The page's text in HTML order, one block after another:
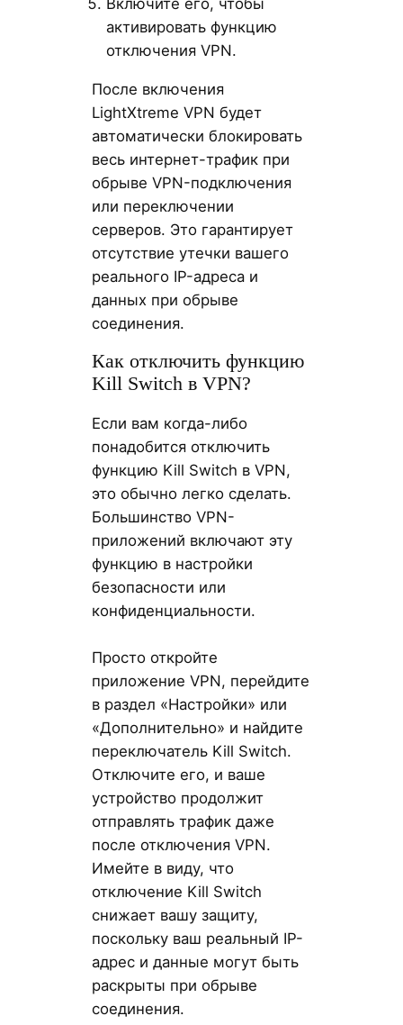
активировать функцию
отключения VPN.
После включения
LightXtreme VPN будет
автоматически блокировать
весь интернет-трафик при
обрыве VPN-подключения
или переключении
серверов. Это гарантирует
отсутствие утечки вашего
реального IP-адреса и
данных при обрыве
соединения.
Как отключить функцию
Kill Switch в VPN?
Если вам когда-либо
понадобится отключить
функцию Kill Switch в VPN,
это обычно легко сделать.
Большинство VPN-
приложений включают эту
функцию в настройки
безопасности или
конфиденциальности.
Просто откройте
приложение VPN, перейдите
в раздел «Настройки» или
«Дополнительно» и найдите
переключатель Kill Switch.
Отключите его, и ваше
устройство продолжит
отправлять трафик даже
после отключения VPN.
Имейте в виду, что
отключение Kill Switch
снижает вашу защиту,
поскольку ваш реальный IP-
адрес и данные могут быть
раскрыты при обрыве
соединения.